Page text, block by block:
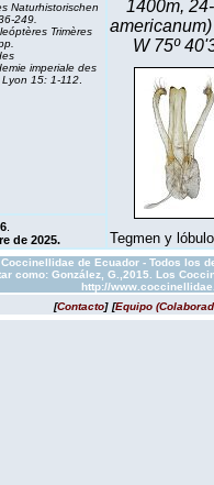
Naturhistorischen
249.
Trimères
imperiale des
15: 1-112
1400m,
W 75º
Tegmen y
de 2025.
de Ecuador - Todos los
como: González, G.,2015. Los
http://
[Contacto] [Equipo